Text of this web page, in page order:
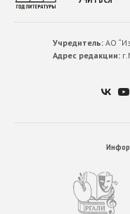
Учредитель:АО
Адрес редакции: